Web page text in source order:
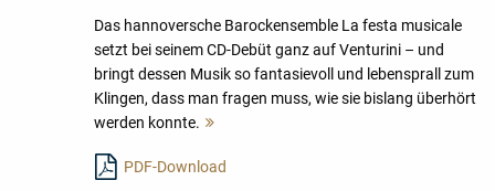
Das hannoversche Barockensemble La festa musicale
setzt bei seinem CD-Debüt ganz auf Venturini – und
bringt dessen Musik so fantasievoll und lebensprall zum
Klingen, dass man fragen muss, wie sie bislang überhört
werden konnte.
PDF-Download